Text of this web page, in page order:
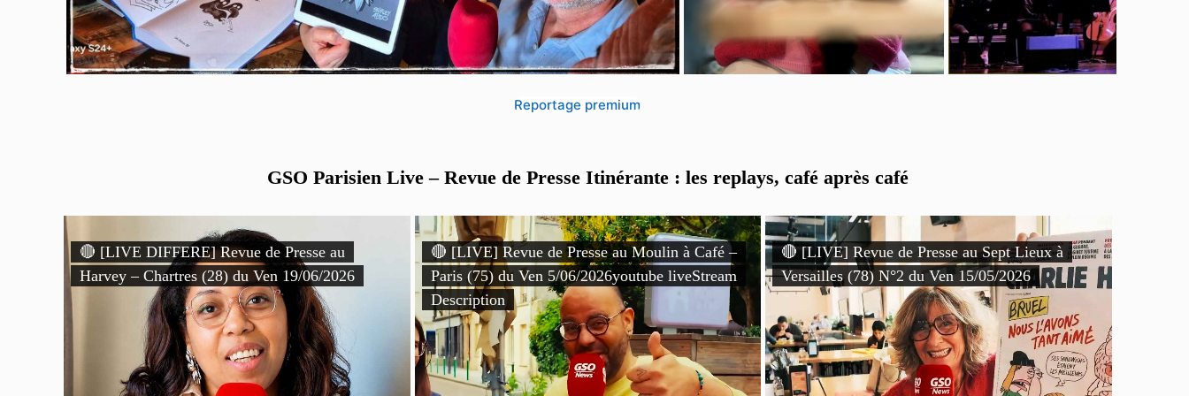
Reportage premium
GSO Parisien Live – Revue de Presse Itinérante : les replays, café après café
🔴 [LIVE DIFFERE] Revue de Presse au
Harvey – Chartres (28) du Ven 19/06/2026
🔴 [LIVE] Revue de Presse au Moulin à Café –
Paris (75) du Ven 5/06/2026youtube liveStream
Description
🔴 [LIVE] Revue de Presse au Sept Lieux à
Versailles (78) N°2 du Ven 15/05/2026